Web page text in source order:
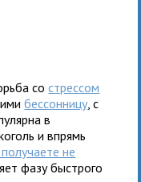
сострессом
бессонницу , с
в
и впрямь
не
фазу быстрого